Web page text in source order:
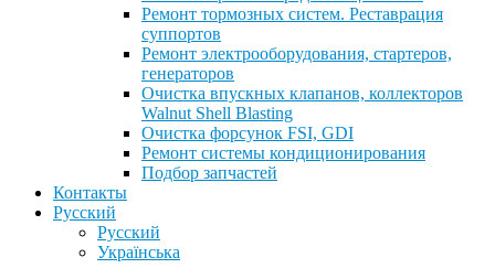
Ремонт тормозных систем. Реставрация
суппортов
Ремонт электрооборудования, стартеров,
генераторов
Очистка впускных клапанов, коллекторов
Walnut Shell Blasting
Очистка форсунок FSI, GDI
Ремонт системы кондиционирования
Подбор запчастей
Контакты
Русский
Русский
Українська